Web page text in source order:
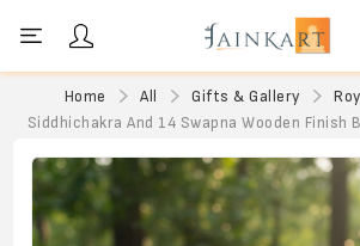
Home All Gifts & Gallery
Siddhichakra And 14 Swapna Wooden Finish